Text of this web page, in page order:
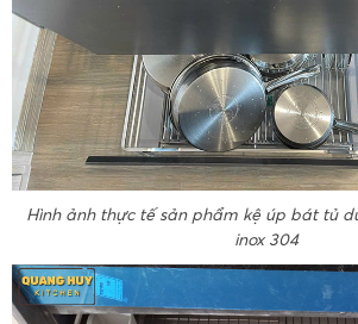
Hình ảnh thực tế sản phẩm kệ úp bát tủ
inox 304